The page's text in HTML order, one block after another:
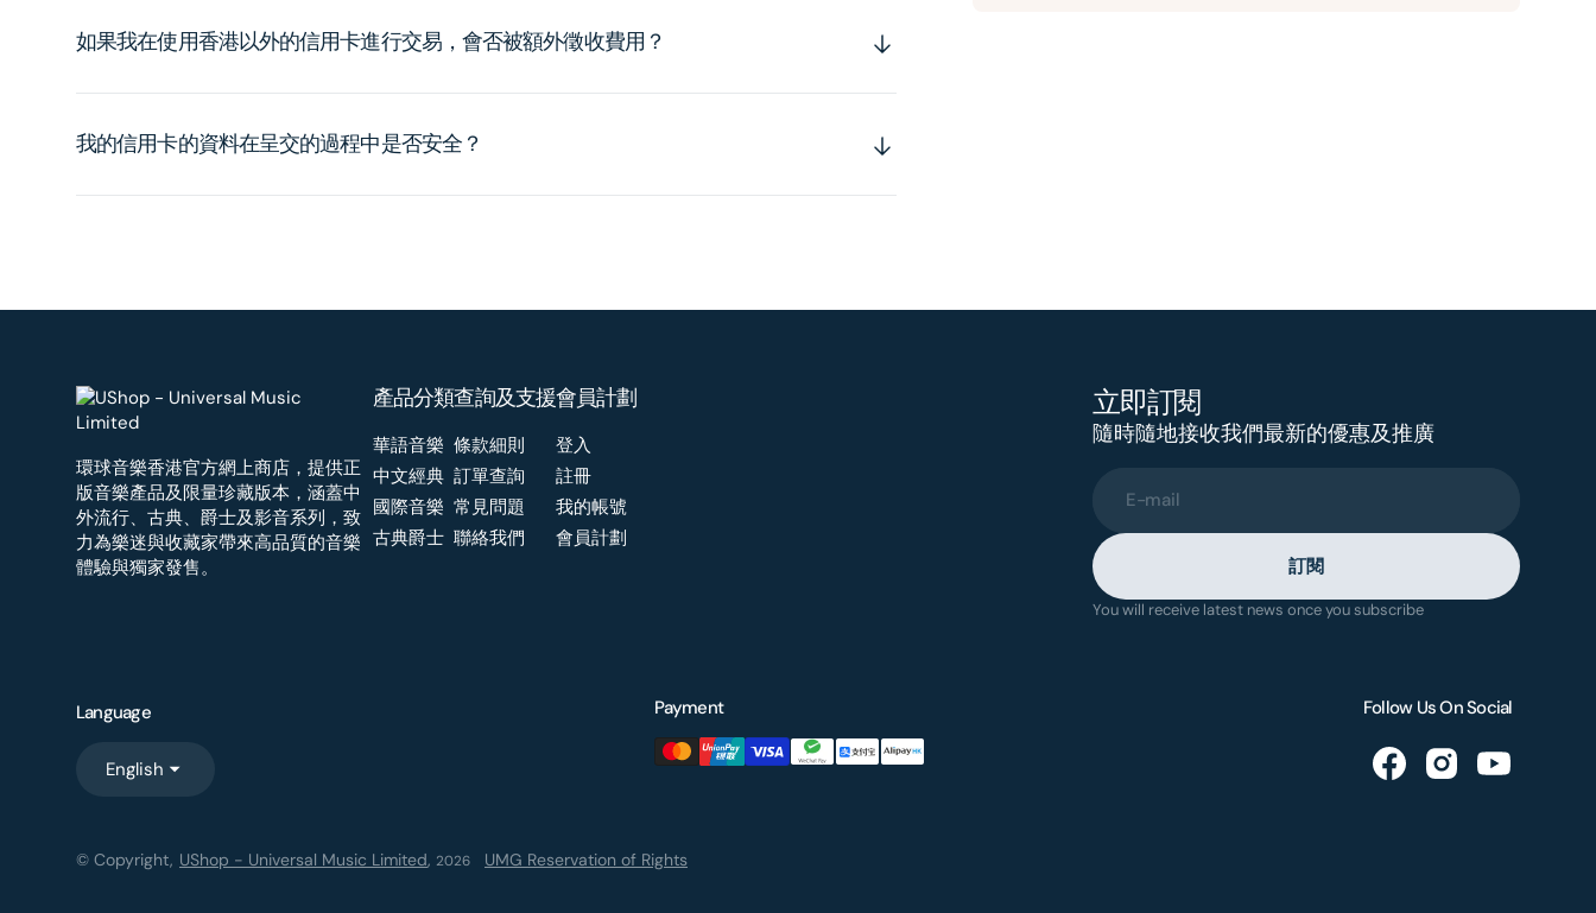
如果我在使用香港以外的信用卡進行交易，會否被額外徵收費用？
我的信用卡的資料在呈交的過程中是否安全？
環球音樂香港官方網上商店，提供正
版音樂產品及限量珍藏版本，涵蓋中
外流行、古典、爵士及影音系列，致
力為樂迷與收藏家帶來高品質的音樂
體驗與獨家發售。
產品分類
華語音樂
中文經典
國際音樂
古典爵士
查詢及支援
條款細則
訂單查詢
常見問題
聯絡我們
會員計劃
登入
註冊
我的帳號
會員計劃
立即訂閱
隨時隨地接收我們最新的優惠及推廣
E-mail
訂閱
You will receive latest news once you subscribe
Language
English
Payment Follow Us On Social
© Copyright, UShop - Universal Music Limited, 2026 UMG Reservation of Rights